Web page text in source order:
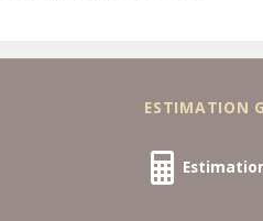
ESTIMATION